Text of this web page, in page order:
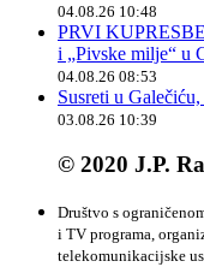
04.08.26 10:48
PRVI
i „Pivske milje“ u
04.08.26 08:53
Susreti u
03.08.26 10:39
© 2020 J.P.
Društvo s
i TV programa,
telekomunikacijske